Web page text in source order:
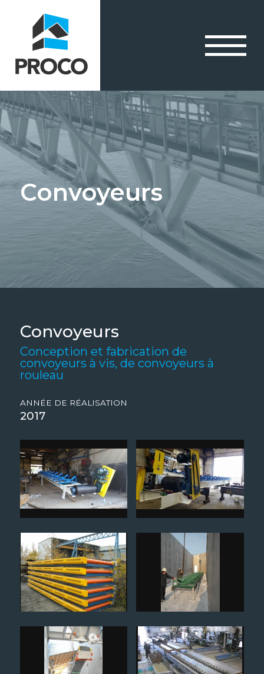
Convoyeurs
Convoyeurs
Conception et fabrication de
convoyeurs à vis, de convoyeurs à
rouleau
ANNÉE DE RÉALISATION
2017